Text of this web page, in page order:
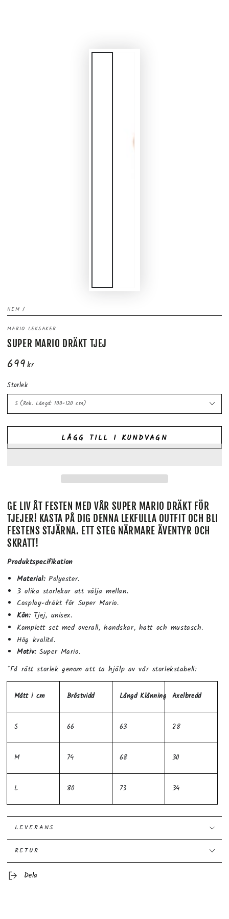
HEM /
MARIO LEKSAKER
SUPER MARIO DRÄKT TJEJ
Ordinarie
699kr
Storlek
LÄGG TILL I KUNDVAGN
GE LIV ÅT FESTEN MED VÅR SUPER MARIO DRÄKT FÖR
TJEJER! KASTA PÅ DIG DENNA LEKFULLA OUTFIT OCH BLI
FESTENS STJÄRNA. ETT STEG NÄRMARE ÄVENTYR OCH
SKRATT!
Produktspecifikation
Material: Polyester.
3 olika storlekar att välja mellan.
Cosplay-dräkt för Super Mario.
Kön:Tjej, unisex.
Komplett set med overall, handskar, hatt och mustasch.
Hög kvalité.
Motiv:Super Mario.
*Få rätt storlek genom att ta hjälp av vår storlekstabell:
Mått i cm Bröstvidd Längd Klänning Axelbredd
S 66 63 28
M 74 68 30
L 80 73 34
LEVERANS
RETUR
Dela